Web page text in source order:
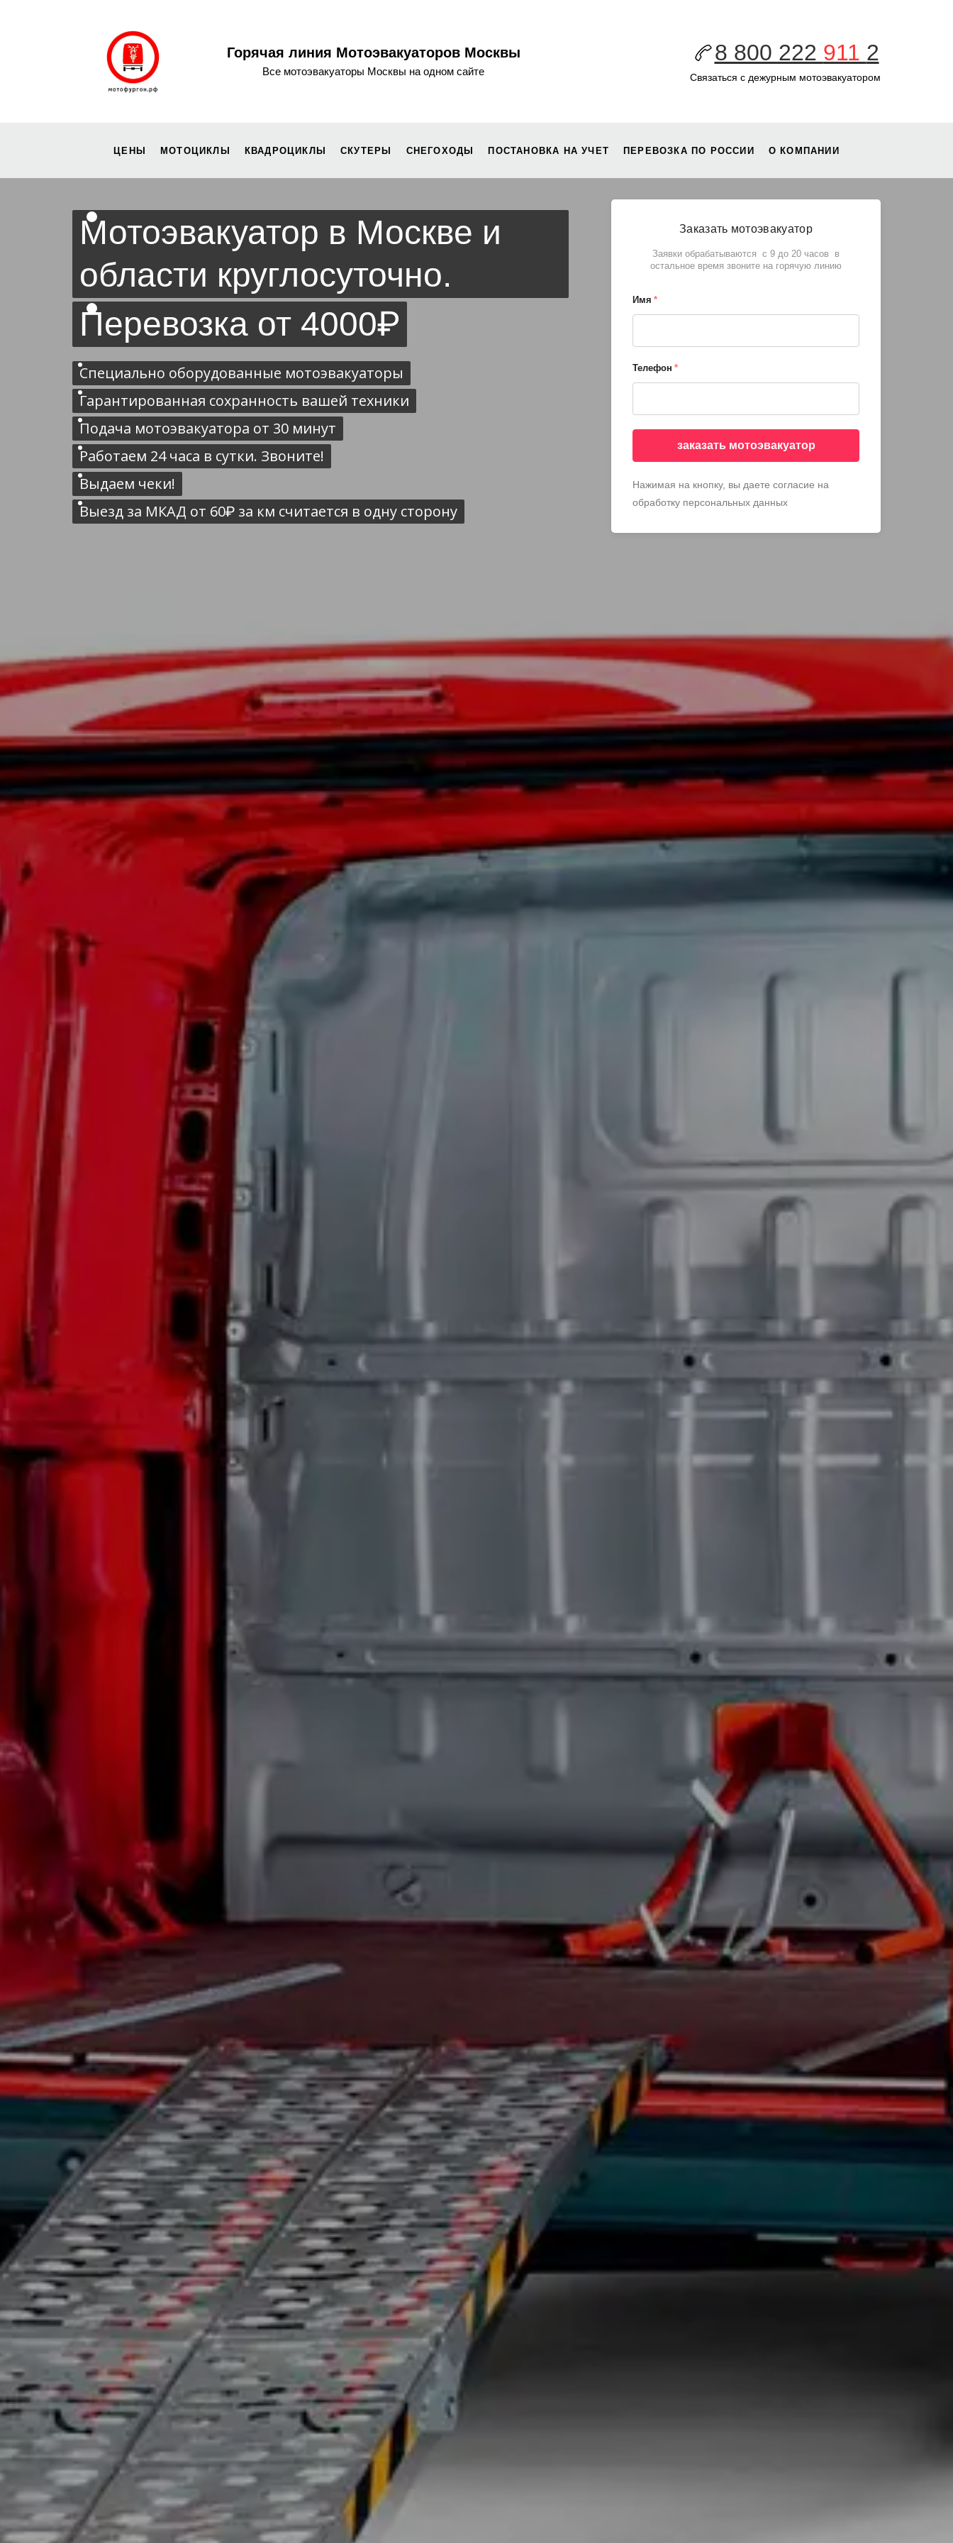
Горячая линия Мотоэвакуаторов Москвы
Все мотоэвакуаторы Москвы на одном сайте
8 800 222 911 2
Связаться с дежурным мотоэвакуатором
ЦЕНЫ МОТОЦИКЛЫ КВАДРОЦИКЛЫ СКУТЕРЫ СНЕГОХОДЫ ПОСТАНОВКА НА УЧЕТ ПЕРЕВОЗКА ПО РОССИИ О КОМПАНИИ
Мотоэвакуатор в Москве и
области круглосуточно.
Перевозка от 4000₽
Специально оборудованные мотоэвакуаторы
Гарантированная сохранность вашей техники
Подача мотоэвакуатора от 30 минут
Работаем 24 часа в сутки. Звоните!
Выдаем чеки!
Выезд за МКАД от 60₽ за км считается в одну сторону
Заказать мотоэвакуатор
Заявки обрабатываются с 9 до 20 часов в
остальное время звоните на горячую линию
Имя *
Телефон *
заказать мотоэвакуатор
Нажимая на кнопку, вы даете согласие на
обработку персональных данных